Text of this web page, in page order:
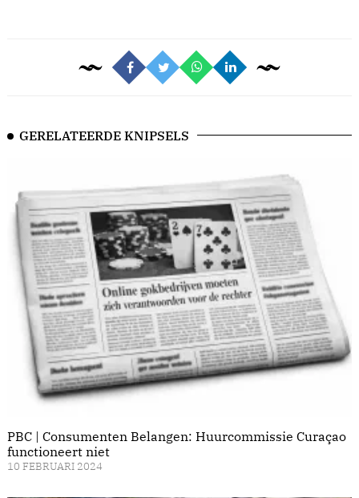
GERELATEERDE KNIPSELS
PBC | Consumenten Belangen: Huurcommissie Curaçao
functioneert niet
10 FEBRUARI 2024